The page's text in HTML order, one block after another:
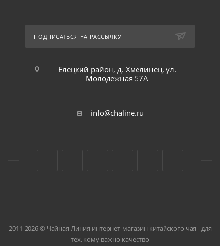
ПОДПИСАТЬСЯ НА РАССЫЛКУ
Елецкий район, д. Хмелинец, ул.
Молодежная 57А
info@chaline.ru
2011-2026 © Чайная Линия интернет-магазин китайского чая - для
тех, кому важно качество